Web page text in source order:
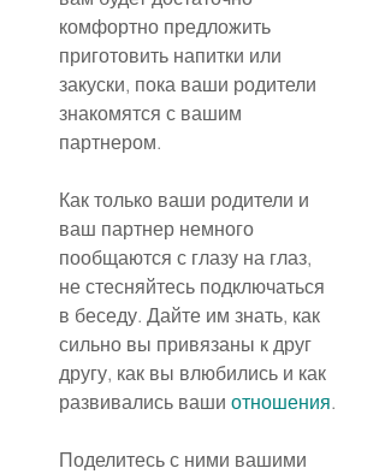
комфортно предложить
приготовить напитки или
закуски, пока ваши родители
знакомятся с вашим
партнером.
Как только ваши родители и
ваш партнер немного
пообщаются с глазу на глаз,
не стесняйтесь подключаться
в беседу. Дайте им знать, как
сильно вы привязаны к друг
другу, как вы влюбились и как
развивались ваши отношения.
Поделитесь с ними вашими